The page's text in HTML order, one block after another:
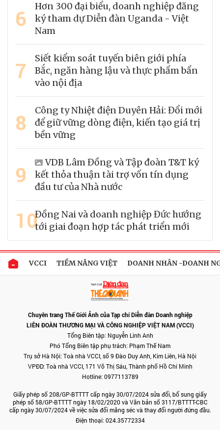
6
Hơn 300 đại biểu, doanh nghiệp đăng
ký tham dự Diễn đàn Uganda - Việt
Nam
7
Siết kiểm soát tuyến biên giới phía
Bắc, ngăn hàng lậu và thực phẩm bẩn
vào nội địa
8
Công ty Nhiệt điện Duyên Hải: Đổi mới
để giữ vững dòng điện, kiến tạo giá trị
bền vững
9
VDB Lâm Đồng và Tập đoàn T&T ký
kết thỏa thuận tài trợ vốn tín dụng
đầu tư của Nhà nước
10Đồng Nai và doanh nghiệp Đức hướng
tới giai đoạn hợp tác phát triển mới
VCCI TIỀM NĂNG VIỆT DOANH NHÂN -DOANH
Chuyên trang Thế Giới Ảnh của Tạp chí Diễn đàn Doanh nghiệp
LIÊN ĐOÀN THƯƠNG MẠI VÀ CÔNG NGHIỆP VIỆT NAM (VCCI)
Tổng Biên tập: Nguyễn Linh Anh
Phó Tổng Biên tập phụ trách: Phạm Thế Nam
Trụ sở Hà Nội: Toà nhà VCCI, số 9 Đào Duy Anh, Kim Liên, Hà Nội
VPĐD: Toà nhà VCCI, 171 Võ Thị Sáu, Thành phố Hồ Chí Minh
Hotline: 0977113789
Giấy phép số 208/GP-BTTTT cấp ngày 30/07/2024 sửa đổi, bổ sung giấy
phép số 58/GP-BTTTT ngày 18/02/2020 và Văn bản số 3117/BTTTT-CBC
cấp ngày 30/07/2024 về việc sửa đổi măng séc và thay đổi người đứng đầu.
Điện thoại: 024.35772334